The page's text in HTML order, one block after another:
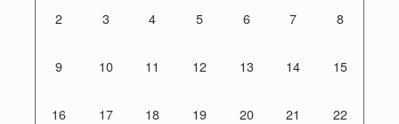
2 3 4 5 6 7 8
9 10 11 12 13 14 15
16 17 18 19 20 21 22